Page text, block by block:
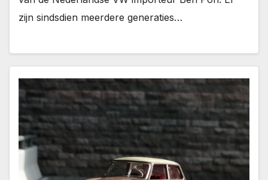
zijn sindsdien meerdere generaties…